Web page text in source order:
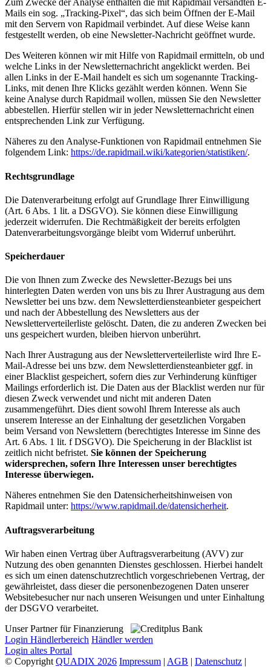
Zum Zwecke der Analyse enthalten die mit Rapidmail versandten E-
Mails ein sog. „Tracking-Pixel“, das sich beim Öffnen der E-Mail
mit den Servern von Rapidmail verbindet. Auf diese Weise kann
festgestellt werden, ob eine Newsletter-Nachricht geöffnet wurde.
Des Weiteren können wir mit Hilfe von Rapidmail ermitteln, ob und
welche Links in der Newsletternachricht angeklickt werden. Bei
allen Links in der E-Mail handelt es sich um sogenannte Tracking-
Links, mit denen Ihre Klicks gezählt werden können. Wenn Sie
keine Analyse durch Rapidmail wollen, müssen Sie den Newsletter
abbestellen. Hierfür stellen wir in jeder Newsletternachricht einen
entsprechenden Link zur Verfügung.
Näheres zu den Analyse-Funktionen von Rapidmail entnehmen Sie
folgendem Link: https://de.rapidmail.wiki/kategorien/statistiken/.
Rechtsgrundlage
Die Datenverarbeitung erfolgt auf Grundlage Ihrer Einwilligung
(Art. 6 Abs. 1 lit. a DSGVO). Sie können diese Einwilligung
jederzeit widerrufen. Die Rechtmäßigkeit der bereits erfolgten
Datenverarbeitungsvorgänge bleibt vom Widerruf unberührt.
Speicherdauer
Die von Ihnen zum Zwecke des Newsletter-Bezugs bei uns
hinterlegten Daten werden von uns bis zu Ihrer Austragung aus dem
Newsletter bei uns bzw. dem Newsletterdiensteanbieter gespeichert
und nach der Abbestellung des Newsletters aus der
Newsletterverteilerliste gelöscht. Daten, die zu anderen Zwecken bei
uns gespeichert wurden, bleiben hiervon unberührt.
Nach Ihrer Austragung aus der Newsletterverteilerliste wird Ihre E-
Mail-Adresse bei uns bzw. dem Newsletterdiensteanbieter ggf. in
einer Blacklist gespeichert, sofern dies zur Verhinderung künftiger
Mailings erforderlich ist. Die Daten aus der Blacklist werden nur für
diesen Zweck verwendet und nicht mit anderen Daten
zusammengeführt. Dies dient sowohl Ihrem Interesse als auch
unserem Interesse an der Einhaltung der gesetzlichen Vorgaben
beim Versand von Newslettern (berechtigtes Interesse im Sinne des
Art. 6 Abs. 1 lit. f DSGVO). Die Speicherung in der Blacklist ist
zeitlich nicht befristet. Sie können der Speicherung
widersprechen, sofern Ihre Interessen unser berechtigtes
Interesse überwiegen.
Näheres entnehmen Sie den Datensicherheitshinweisen von
Rapidmail unter: https://www.rapidmail.de/datensicherheit.
Auftragsverarbeitung
Wir haben einen Vertrag über Auftragsverarbeitung (AVV) zur
Nutzung des oben genannten Dienstes geschlossen. Hierbei handelt
es sich um einen datenschutzrechtlich vorgeschriebenen Vertrag, der
gewährleistet, dass dieser die personenbezogenen Daten unserer
Websitebesucher nur nach unseren Weisungen und unter Einhaltung
der DSGVO verarbeitet.
Unser Partner für Finanzierung
Login Händlerbereich Händler werden
Login altes Portal
© Copyright QUADIX 2026 Impressum | AGB | Datenschutz |